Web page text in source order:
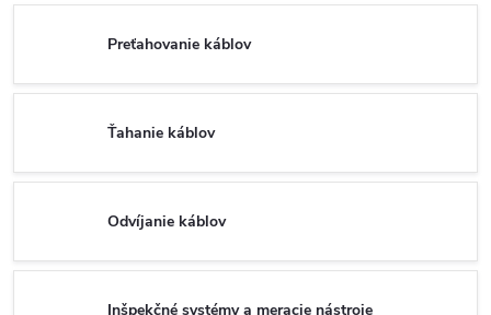
Preťahovanie káblov
Ťahanie káblov
Odvíjanie káblov
Inšpekčné systémy a meracie nástroje